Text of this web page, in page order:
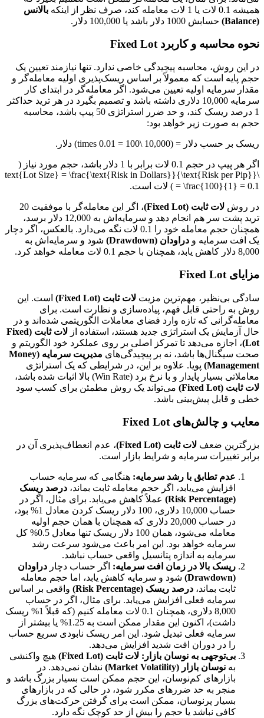
همیشه 0.1 لات یا 1 لات معامله کند، صرف نظر از اینکه
بالانس
(Balance)
حسابش 1000 دلار باشد یا 100,000 دلار.
نحوه محاسبه و کاربرد Fixed Lot
در این روش، محاسبه پیچیدگی خاصی ندارد. تنها نیازمند تعیین یک
حجم پایه است که معمولاً بر اساس ریسک‌پذیری اولیه معامله‌گر و
مقدار سرمایه اولیه تعیین می‌شود. اگر معامله‌گر در ابتدای کار
سرمایه 10,000 دلاری داشته باشد و تصمیم بگیرد در هر ترید حداکثر
1 درصد ریسک کند، و حد ضرر استراتژی 50 پیپ باشد، محاسبه
حجم به صورت زیر خواهد بود:
ریسک بر حسب دلار = (10,000 \times 0.01 = 100) دلار.
اگر هر پیپ در حجم 0.1 لات برابر با 1 دلار باشد، حجم مورد نیاز (
\text{Lot Size} = \frac{\text{Risk in Dollars}}{\text{Risk per Pip}}
= \frac{100}{1} = 0.1 ) لات است.
در روش لات ثابت (Fixed Lot)
، اگر این معامله‌گر با موفقیت 20
ترید پشت سر هم انجام دهد و سرمایه‌اش به 12,000 دلار برسد،
همچنان حجم معامله خود را 0.1 لات نگه می‌دارد. بالعکس، اگر دچار
یک افت سرمایه و دراودان (Drawdown)
شود و سرمایه‌اش به
8,000 دلار کاهش یابد، همچنان با حجم 0.1 لات معامله خواهد کرد.
مزایای Fixed Lot
سادگی بی‌نظیر، مهم‌ترین مزیت لات ثابت (Fixed Lot)
است. این
روش به راحتی قابل فهم، پیاده‌سازی و نظارت است. برای
معامله‌گرانی که تازه وارد فضای معاملات الگوریتمی شده‌اند و در
حال آزمایش یک استراتژی جدید هستند، استفاده از
لات ثابت (Fixed
Lot) ، اجازه می‌دهد تا تمرکز اصلی بر روی عملکرد خود الگوریتم و
صحت سیگنال‌ها باشد، نه بر پیچیدگی‌های
مدیریت سرمایه (Money
Management) پویا. علاوه بر این، در شرایطی که یک استراتژی
معاملاتی بسیار پایدار و با نرخ برد (Win Rate) بالا اثبات شده باشد،
لات ثابت (Fixed Lot)
می‌تواند یک روش مطمئن برای کسب سود
خطی و قابل پیش‌بینی باشد.
معایب و چالش‌های Fixed Lot
بزرگترین ضعف لات ثابت (Fixed Lot)
، عدم انعطاف‌پذیری آن در
برابر تغییرات سرمایه و شرایط بازار است.
عدم تطابق با رشد سرمایه: هنگامی که سرمایه حساب
افزایش می‌یابد، اگر حجم معامله ثابت بماند، درصد ریسک
(Risk Percentage)
عملاً کاهش می‌یابد. برای مثال، اگر در
حساب 10,000 دلاری، 100 دلار ریسک کردن معادل 1% بود،
در حساب 20,000 دلاری که همچنان با همان حجم اولیه
معامله می‌شود، همان 100 دلار ریسک تنها معادل 0.5% کل
سرمایه خواهد بود. این امر باعث می‌شود سرعت رشد
سرمایه به اندازه پتانسیل واقعی حساب نباشد.
ریسک بالا در زمان افت سرمایه: اگر حساب دچار دراودان
(Drawdown)
شود و سرمایه کاهش یابد، اما حجم معامله
ثابت بماند، درصد ریسک (Risk Percentage)
واقعی بر اساس
سرمایه فعلی افزایش می‌یابد. برای مثال، اگر در حساب
8,000 دلاری، همچنان 0.1 لات معامله کنیم (که قبلاً 1% ریسک
داشت)، اکنون این مقدار ممکن است به 1.25% یا بیشتر از
سرمایه فعلی تبدیل شود. این امر ریسک نابودی سریع حساب
را در دوران افت شدید افزایش می‌دهد.
بی‌توجهی به نوسان بازار: لات ثابت (Fixed Lot)
هیچ واکنشی
به نوسان بازار (Market Volatility)
نشان نمی‌دهد. در
بازارهای کم‌نوسان، این حجم ممکن است بسیار بزرگ باشد و
منجر به حد ضررهای مکرر شود، در حالی که در بازارهای
بسیار پرنوسان، ممکن است برای گرفتن حرکت‌های بزرگ
کافی نباشد یا حجم را بیش از حد کوچک نگه دارد.